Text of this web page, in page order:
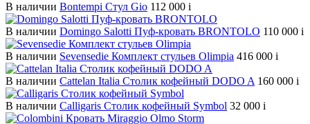
В наличии Bontempi Стул Gio 112 000 i
В наличии Domingo Salotti Пуф-кровать BRONTOLO 110 000 i
В наличии Sevensedie Комплект стульев Olimpia 416 000 i
В наличии Cattelan Italia Столик кофейный DODO A 160 000 i
В наличии Calligaris Столик кофейный Symbol 32 000 i